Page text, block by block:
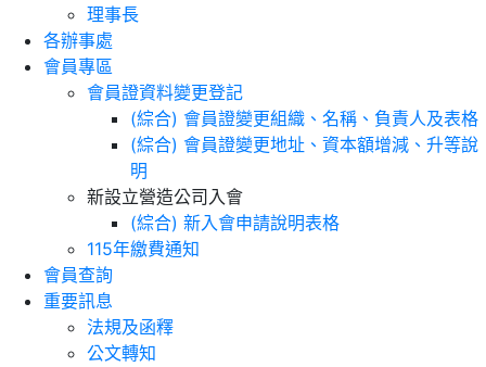
理事長
各辦事處
會員專區
會員證資料變更登記
(綜合) 會員證變更組織、名稱、負責人及表格
(綜合) 會員證變更地址、資本額增減、升等說
明
新設立營造公司入會
(綜合) 新入會申請說明表格
115年繳費通知
會員查詢
重要訊息
法規及函釋
公文轉知